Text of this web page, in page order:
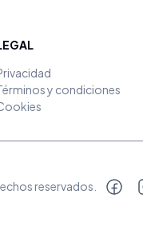
y condiciones
reservados.